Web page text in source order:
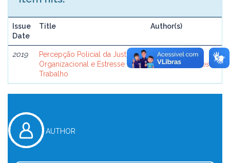
Issue
Date
Title Author(s)
2019
Percepção Policial da Justiça
Organizacional e Estresse no
Trabalho
Takano, Danilo
Alexandre Soares
AUTHOR